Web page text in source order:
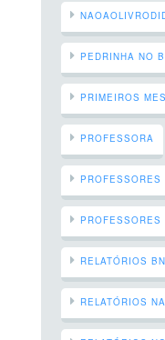
PEDRINHA NO
PRIMEIROS
PROFESSORA
RELATÓRIOS
RELATÓRIOS